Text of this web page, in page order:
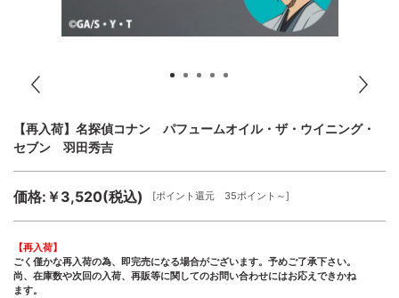
【再入荷】名探偵コナン パフュームオイル・ザ・ウイニング・
セブン 羽田秀吉
価格:￥3,520(税込) [ポイント還元 35ポイント～]
【再入荷】
ごく僅かな再入荷の為、即完売になる場合がございます。予めご了承下さい。
尚、在庫数や次回の入荷、再販等に関してのお問い合わせにはお応えできかね
ます。